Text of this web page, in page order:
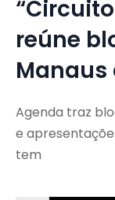
reúne
Manaus
Agenda traz
e
tem